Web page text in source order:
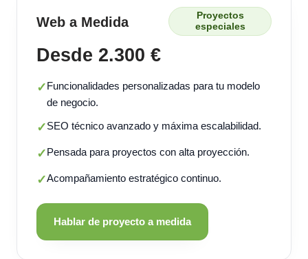
Web a Medida
Proyectos
especiales
Desde 2.300 €
✓Funcionalidades personalizadas para tu modelo
de negocio.
✓SEO técnico avanzado y máxima escalabilidad.
✓Pensada para proyectos con alta proyección.
✓Acompañamiento estratégico continuo.
Hablar de proyecto a medida